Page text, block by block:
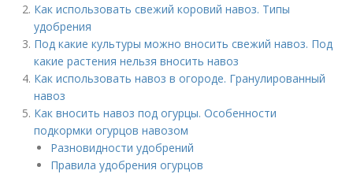
Как использовать свежий коровий навоз. Типы
удобрения
Под какие культуры можно вносить свежий навоз. Под
какие растения нельзя вносить навоз
Как использовать навоз в огороде. Гранулированный
навоз
Как вносить навоз под огурцы. Особенности
подкормки огурцов навозом
Разновидности удобрений
Правила удобрения огурцов